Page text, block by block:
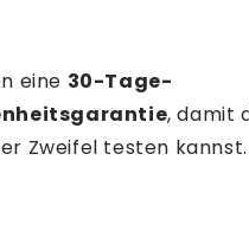
eine 30-Tage-
, damit
Zweifel testen kannst.